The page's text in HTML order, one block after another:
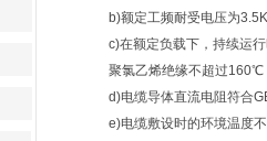
b)额定工频耐受电压为
c)在额定负载下，持续运
聚氯乙烯绝缘不超过
d)电缆导体直流电阻符合
e)电缆敷设时的环境温度